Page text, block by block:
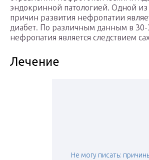
эндокринной патологией. Одной из
причин развития нефропатии
диабет. По различным данным в 30-
нефропатия является следствием
Лечение
Не могу писать: